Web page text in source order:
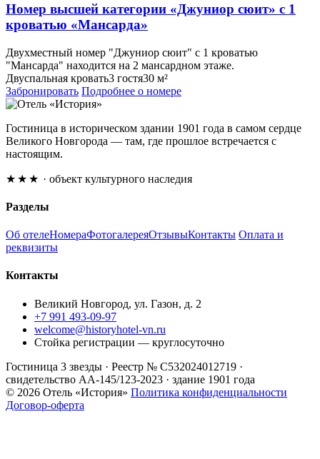
Номер высшей категории «Джуниор сюит» с 1
кроватью «Мансарда»
Двухместный номер "Джуниор сюит" с 1 кроватью
"Мансарда" находится на 2 мансардном этаже.
Двуспальная кровать3 гостя30 м²
Забронировать Подробнее о номере
Гостиница в историческом здании 1901 года в самом сердце
Великого Новгорода — там, где прошлое встречается с
настоящим.
★★★ · объект культурного наследия
Разделы
Об отелеНомераФотогалереяОтзывыКонтакты Оплата и
реквизиты
Контакты
Великий Новгород, ул. Газон, д. 2
+7 991 493-09-97
welcome@historyhotel-vn.ru
Стойка регистрации — круглосуточно
Гостиница 3 звезды · Реестр № С532024012719 ·
свидетельство АА-145/123-2023 · здание 1901 года
© 2026 Отель «История» Политика конфиденциальности
Договор-оферта